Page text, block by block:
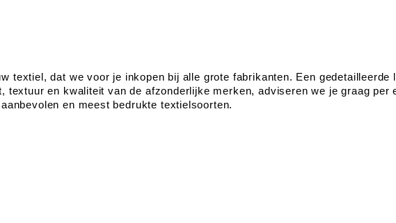
textiel, dat we voor je inkopen bij alle grote fabrikanten. Een
textuur en kwaliteit van de afzonderlijke merken, adviseren we je graag
en meest bedrukte textielsoorten.